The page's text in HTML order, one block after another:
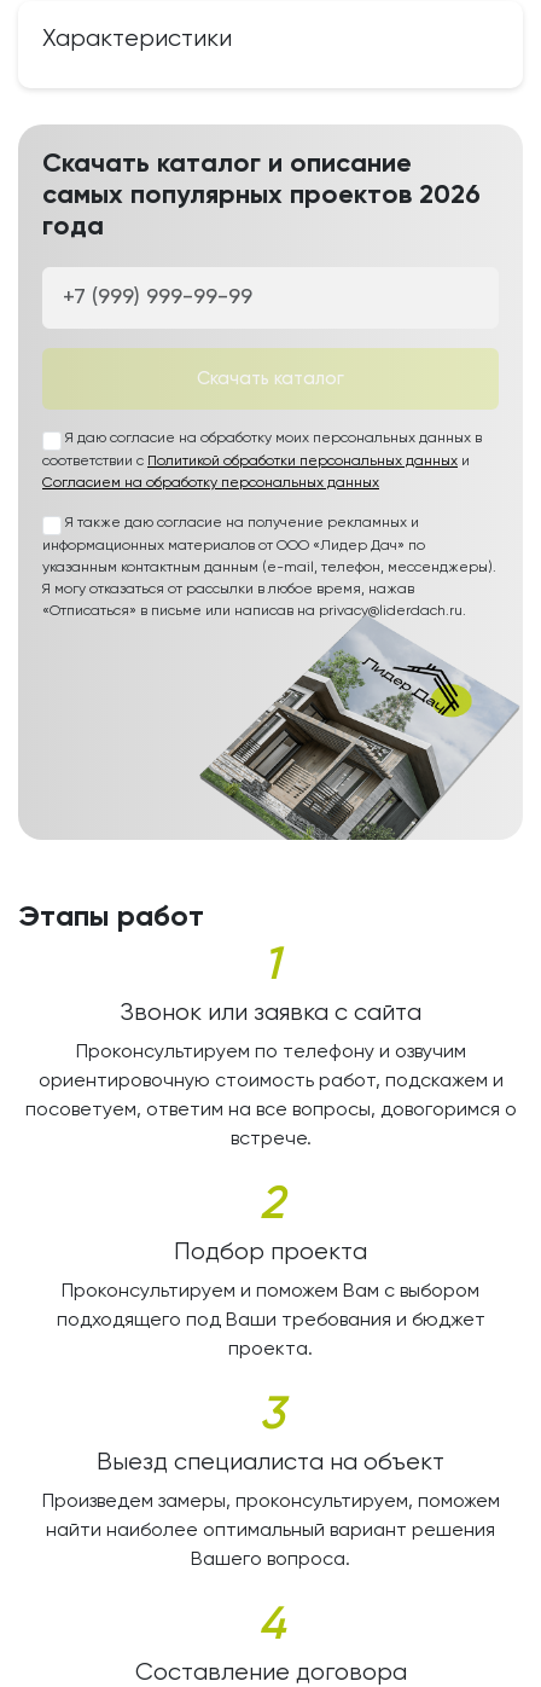
Характеристики
Скачать каталог и описание
самых популярных проектов 2026
года
Скачать каталог
Я даю согласие на обработку моих персональных данных в
соответствии с Политикой обработки персональных данных и
Согласием на обработку персональных данных
Я также даю согласие на получение рекламных и
информационных материалов от ООО «Лидер Дач» по
указанным контактным данным (e-mail, телефон, мессенджеры).
Я могу отказаться от рассылки в любое время, нажав
«Отписаться» в письме или написав на privacy@liderdach.ru.
Этапы работ
1
Звонок или заявка с сайта
Проконсультируем по телефону и озвучим
ориентировочную стоимость работ, подскажем и
посоветуем, ответим на все вопросы, довогоримся о
встрече.
2
Подбор проекта
Проконсультируем и поможем Вам с выбором
подходящего под Ваши требования и бюджет
проекта.
3
Выезд специалиста на объект
Произведем замеры, проконсультируем, поможем
найти наиболее оптимальный вариант решения
Вашего вопроса.
4
Составление договора